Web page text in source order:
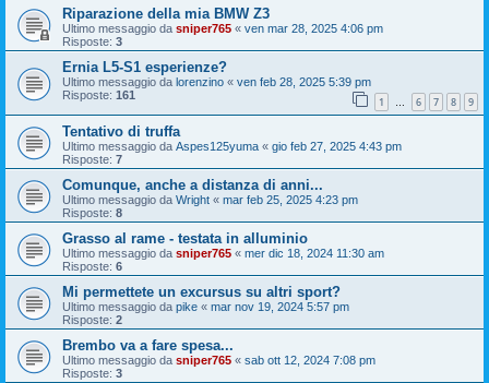
Riparazione della mia BMW Z3
Ultimo messaggio da sniper765 « ven mar 28, 2025 4:06 pm
Risposte: 3
Ernia L5-S1 esperienze?
Ultimo messaggio da lorenzino « ven feb 28, 2025 5:39 pm
Risposte: 161 1 … 6 7 8 9
Tentativo di truffa
Ultimo messaggio da Aspes125yuma « gio feb 27, 2025 4:43 pm
Risposte: 7
Comunque, anche a distanza di anni...
Ultimo messaggio da Wright « mar feb 25, 2025 4:23 pm
Risposte: 8
Grasso al rame - testata in alluminio
Ultimo messaggio da sniper765 « mer dic 18, 2024 11:30 am
Risposte: 6
Mi permettete un excursus su altri sport?
Ultimo messaggio da pike « mar nov 19, 2024 5:57 pm
Risposte: 2
Brembo va a fare spesa...
Ultimo messaggio da sniper765 « sab ott 12, 2024 7:08 pm
Risposte: 3